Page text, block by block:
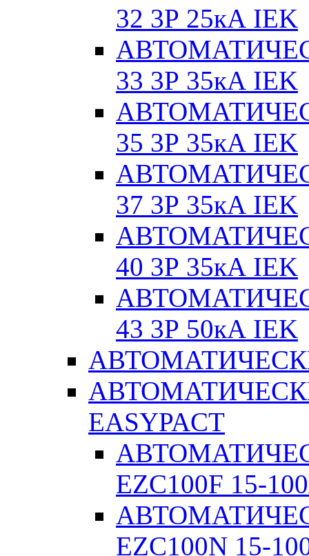
32 3Р 25кА IEK
33 3Р 35кА IEK
35 3Р 35кА IEK
37 3Р 35кА IEK
40 3Р 35кА IEK
43 3Р 50кА IEK
EASYPACT
EZC100F 15-
EZC100N 15-